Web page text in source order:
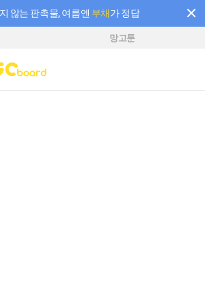
않는 판촉물, 여름엔 부채가 정답
김 없이 작업하세요! 새로워진 AI 부스터 요금제
망고툰